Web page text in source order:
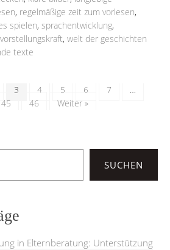
, regelmäßige zeit zum vorlesen,
spielen, sprachentwicklung,
vorstellungskraft, welt der geschichten
texte
3 4 5 6 7
…
45 46 Weiter »
SUCHEN
in Elternberatung: Unterstützung